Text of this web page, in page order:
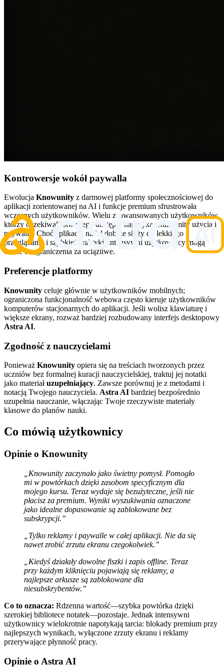
Kontrowersje wokół paywalla
Ewolucja Knowunity z darmowej platformy społecznościowej do
aplikacji zorientowanej na AI i funkcje premium sfrustrowała
wczesnych użytkowników. Wielu zaawansowanych użytkowników,
którzy oczekiwali otwartego dostępu, napotyka teraz limity użycia i
paywalle. Choć aplikacja nadal dobrze służy do lekkiego
przeglądania i szybkiej praktyki, intensywni użytkownicy mogą
uznać te ograniczenia za uciążliwe.
Preferencje platformy
Knowunity celuje głównie w użytkowników mobilnych;
ograniczona funkcjonalność webowa często kieruje użytkowników
komputerów stacjonarnych do aplikacji. Jeśli wolisz klawiaturę i
większe ekrany, rozważ bardziej rozbudowany interfejs desktopowy
Astra AI.
Zgodność z nauczycielami
Ponieważ Knowunity opiera się na treściach tworzonych przez
uczniów bez formalnej kuracji nauczycielskiej, traktuj jej notatki
jako materiałuzupełniający. Zawsze porównuj je z metodami i
notacją Twojego nauczyciela. Astra AI bardziej bezpośrednio
uzupełnia nauczanie, włączając Twoje rzeczywiste materiały
klasowe do planów nauki.
Co mówią użytkownicy
Opinie o Knowunity
„Knowunity zaczynało jako świetny pomysł. Pomogło
mi w powtórkach dzięki zasobom specyficznym dla
mojego kursu. Teraz wydaje się bezużyteczne, jeśli nie
płacisz za premium. Wyniki wyszukiwania oznaczone
jako idealne dopasowanie są zablokowane bez
subskrypcji.”
„Tylko reklamy i paywalle w całej aplikacji. Nie da się
nawet zrobić zrzutu ekranu czegokolwiek.”
„Kiedyś działały dowolne fiszki i zapis offline. Teraz
przy każdym kliknięciu pojawiają się reklamy, a
najlepsze arkusze są zablokowane dla
niesubskrybentów.”
Co to oznacza: Rdzenna wartość—szybka powtórka dzięki
szerokiej bibliotece notatek—pozostaje. Jednak intensywni
użytkownicy wielokrotnie napotykają tarcia: blokady premium przy
najlepszych wynikach, wyłączone zrzuty ekranu i reklamy
przerywające płynność pracy.
Opinie o Astra AI